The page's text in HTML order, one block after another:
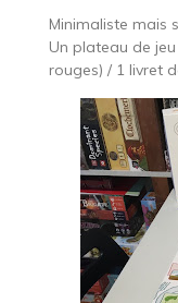
Minimaliste mais
Un plateau de
rouges) / 1 livret